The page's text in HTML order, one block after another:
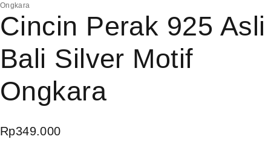
Ongkara
Cincin Perak 925 Asli
Bali Silver Motif
Ongkara
Rp349.000